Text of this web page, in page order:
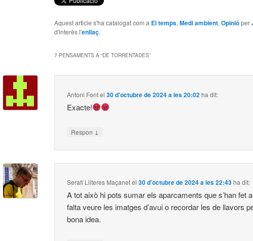
Aquest article s'ha catalogat com a El temps, Medi ambient, Opinióper
d'interès l'enllaç.
7 PENSAMENTS A “DE TORRENTADES”
Antoni Fontel30 d'octubre de 2024 a les 20:02ha dit:
Exacte!
Respon ↓
Serafí Lliteres Maçanetel30 d'octubre de 2024 a les 22:43ha dit:
A tot això hi pots sumar els aparcaments que s’han fet
falta veure les imatges d’avui o recordar les de llavors
bona idea.